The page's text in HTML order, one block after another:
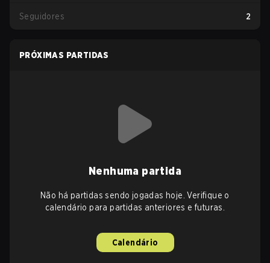
Seguidores 2
PRÓXIMAS PARTIDAS
Nenhuma partida
Não há partidas sendo jogadas hoje. Verifique o
calendário para partidas anteriores e futuras.
Calendário